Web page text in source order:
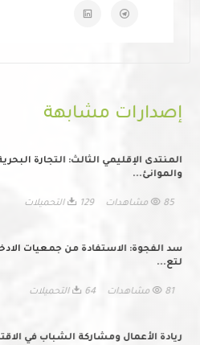
إصدارات مشابهة
المنتدى الإقليمي الثالث: التجارة
والموانئ...
85 مشاهدات 129 التحميلات
سد الفجوة: الاستفادة من جمعيات الادخار
لتع...
81 مشاهدات 64 التحميلات
ريادة الأعمال ومشاركة الشباب في